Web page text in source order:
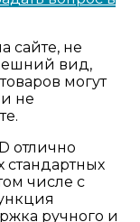
сайте, не
вид,
могут
не
отлично
стандартных
числе с
ручного и